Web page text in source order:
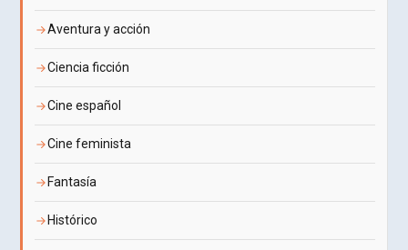
Aventura y acción
Ciencia ficción
Cine español
Cine feminista
Fantasía
Histórico